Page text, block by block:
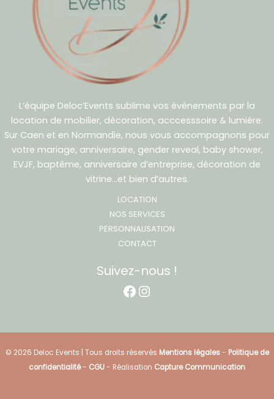
L’équipe Deloc’Events sublime vos évènements par la
location de mobilier, décoration, acccesssoire & lumière.
Sur Caen et en Normandie, nous vous accompagnons pour
votre mariage, anniversaire, gender reveal, baby shower,
EVJF, baptême, anniversaire d’entreprise, décoration de
vitrine…et bien d’autres.
LOCATION
NOS SERVICES
PERSONNALISATION
CONTACT
Suivez-nous !
Facebook
Instagram
© 2026 Deloc Events | Tous droits réservés Mentions légales- Politique de
confidentialité- CGU- Réalisation Capture Communication